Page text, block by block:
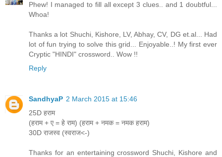
Phew! I managed to fill all except 3 clues.. and 1 doubtful...
Whoa!
Thanks a lot Shuchi, Kishore, LV, Abhay, CV, DG et.al... Had
lot of fun trying to solve this grid... Enjoyable..! My first ever
Cryptic "HINDI" crossword.. Wow !!
Reply
SandhyaP 2 March 2015 at 15:46
25D हराम
(हराम + ए = हे राम) (हराम + नमक = नमक हराम)
30D राजस्व (स्वराज<-)
Thanks for an entertaining crossword Shuchi, Kishore and